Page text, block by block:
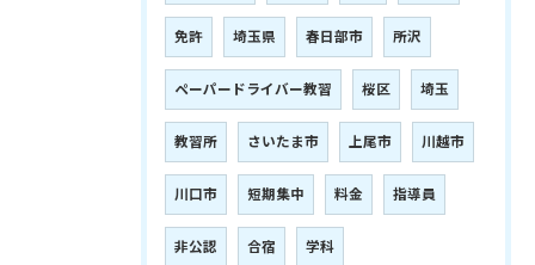
免許 埼玉県 春日部市 所沢
ペーパードライバー教習 桜区 埼玉
教習所 さいたま市 上尾市 川越市
川口市 短期集中 料金 指導員
非公認 合宿 学科